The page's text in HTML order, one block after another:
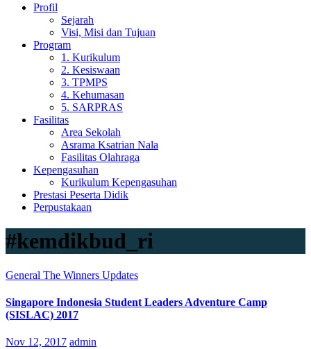
Profil
Sejarah
Visi, Misi dan Tujuan
Program
1. Kurikulum
2. Kesiswaan
3. TPMPS
4. Kehumasan
5. SARPRAS
Fasilitas
Area Sekolah
Asrama Ksatrian Nala
Fasilitas Olahraga
Kepengasuhan
Kurikulum Kepengasuhan
Prestasi Peserta Didik
Perpustakaan
#kemdikbud_ri
General The Winners Updates
Singapore Indonesia Student Leaders Adventure Camp
(SISLAC) 2017
Nov 12, 2017 admin